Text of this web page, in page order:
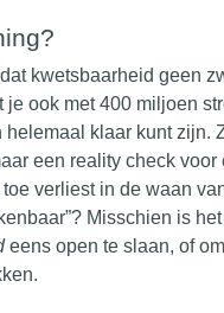
kwetsbaarheid geen
je ook met 400 miljoen
helemaal klaar kunt zijn.
een reality check voor
verliest in de waan
Misschien is
eens open te slaan, of